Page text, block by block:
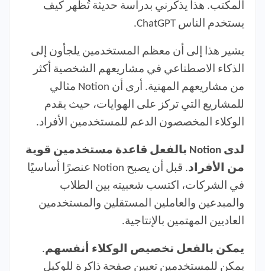
المكتب. هذا يذكرني بدراسة حديثة تُظهر كيف
يستخدم الناس ChatGPT.
يشير هذا إلى أن معظم المستخدمين يلجأون إلى
الذكاء الاصطناعي في مشاريعهم الشخصية أكثر
من مشاريعهم المهنية. أرى أن Notion مثالي
للمشاريع التي تركز على الهوايات، حيث يقدم
الوكلاء المخصصون الدعم للمستخدمين الأفراد.
لدى Notion بالفعل قاعدة مستخدمين قوية
من الأفراد
. قبل أن يصبح Notion عنصرًا أساسيًا
في الشركات، اكتسب شعبيته بين الطلاب
والمبدعين والعاملين المستقلين والمستخدمين
العاديين المهتمين بالإنتاجية.
يمكن بالفعل تخصيص الوكلاء أنفسهم.
يمكن للمستخدمين تعيين صفحة ذاكرة للوكيل